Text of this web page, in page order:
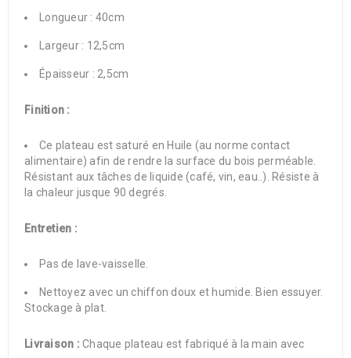
Longueur : 40cm
Largeur : 12,5cm
Épaisseur : 2,5cm
Finition :
Ce plateau est saturé en Huile (au norme contact
alimentaire) afin de rendre la surface du bois perméable.
Résistant aux tâches de liquide (café, vin, eau..). Résiste à
la chaleur jusque 90 degrés.
Entretien :
Pas de lave-vaisselle.
Nettoyez avec un chiffon doux et humide. Bien essuyer.
Stockage à plat.
Livraison : Chaque plateau est fabriqué à la main avec